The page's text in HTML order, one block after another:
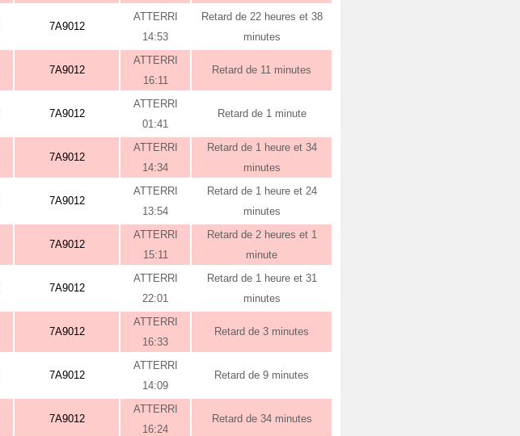
7A9012
ATTERRI
14:53
Retard de 22 heures et 38
minutes
7A9012
ATTERRI
16:11
Retard de 11 minutes
7A9012
ATTERRI
01:41
Retard de 1 minute
7A9012
ATTERRI
14:34
Retard de 1 heure et 34
minutes
7A9012
ATTERRI
13:54
Retard de 1 heure et 24
minutes
7A9012
ATTERRI
15:11
Retard de 2 heures et 1
minute
7A9012
ATTERRI
22:01
Retard de 1 heure et 31
minutes
7A9012
ATTERRI
16:33
Retard de 3 minutes
7A9012
ATTERRI
14:09
Retard de 9 minutes
7A9012
ATTERRI
16:24
Retard de 34 minutes